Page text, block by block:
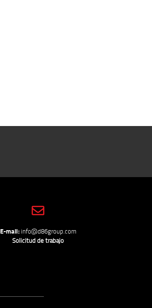
E-mail: info@d86group.com
Solicitud de trabajo